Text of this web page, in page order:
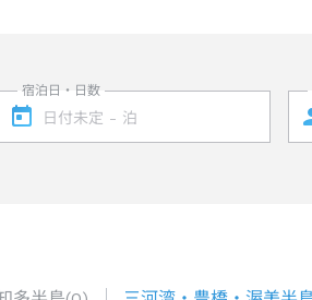
宿泊日・日数